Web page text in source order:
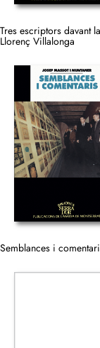
Tres escriptors davant
Llorenç Villalonga
Semblances i